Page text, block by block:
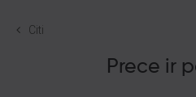
Citi
Prece ir